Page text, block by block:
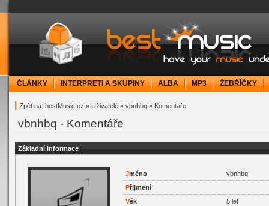
bestMusic.cz - Have your music under
ČLÁNKY INTERPRETI A SKUPINY ALBA MP3 ŽEBŘÍČKY
Zpět na: bestMusic.cz » Uživatelé » vbnhbq » Komentáře
vbnhbq - Komentáře
Základní informace
Jméno
vbnhbq
Přijmení
Věk
5 let